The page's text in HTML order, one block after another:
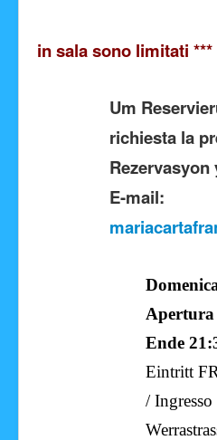
***
in sala sono limitati ***
Um
richiesta la
Rezervasyon
E-mail:
Apertura
Ende
Eintritt
/